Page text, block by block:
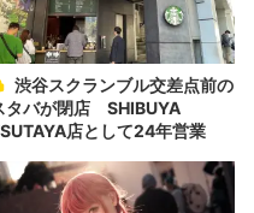
タバが閉店 SHIBUYA
店として24年営業